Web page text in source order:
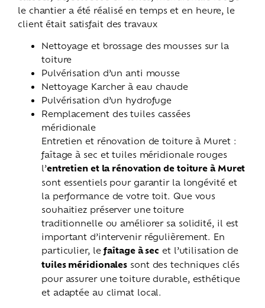
le chantier a été réalisé en temps et en heure, le
client était satisfait des travaux
Nettoyage et brossage des mousses sur la
toiture
Pulvérisation d’un anti mousse
Nettoyage Karcher à eau chaude
Pulvérisation d’un hydrofuge
Remplacement des tuiles cassées
méridionale
Entretien et rénovation de toiture à Muret :
faîtage à sec et tuiles méridionale rouges
l’entretien et la rénovation de toiture à Muret
sont essentiels pour garantir la longévité et
la performance de votre toit. Que vous
souhaitiez préserver une toiture
traditionnelle ou améliorer sa solidité, il est
important d’intervenir régulièrement. En
particulier, lefaîtage à sec et l’utilisation de
tuiles méridionales sont des techniques clés
pour assurer une toiture durable, esthétique
et adaptée au climat local.